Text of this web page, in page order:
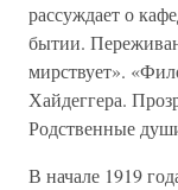
рассуждает о
бытии.
мирствует».
Хайдеггера.
Родственные
В начале 1919